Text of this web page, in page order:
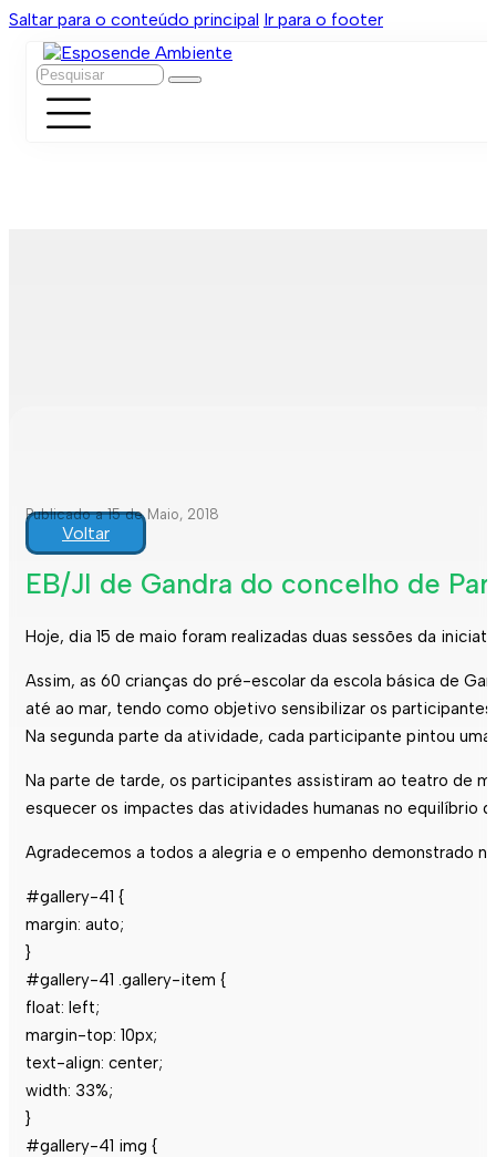
Saltar para o conteúdo principal Ir para o footer
Pesquisar
Publicado a 15 de Maio, 2018
Voltar
EB/JI de Gandra do concelho de
Hoje, dia 15 de maio foram realizadas duas sessões da
Assim, as 60 crianças do pré-escolar da escola básica de
até ao mar, tendo como objetivo sensibilizar os
Na segunda parte da atividade, cada participante pintou
Na parte de tarde, os participantes assistiram ao teatro de
esquecer os impactes das atividades humanas no equilíbrio
Agradecemos a todos a alegria e o empenho demonstrado
#gallery-41 {
margin: auto;
}
#gallery-41 .gallery-item {
float: left;
margin-top: 10px;
text-align: center;
width: 33%;
}
#gallery-41 img {